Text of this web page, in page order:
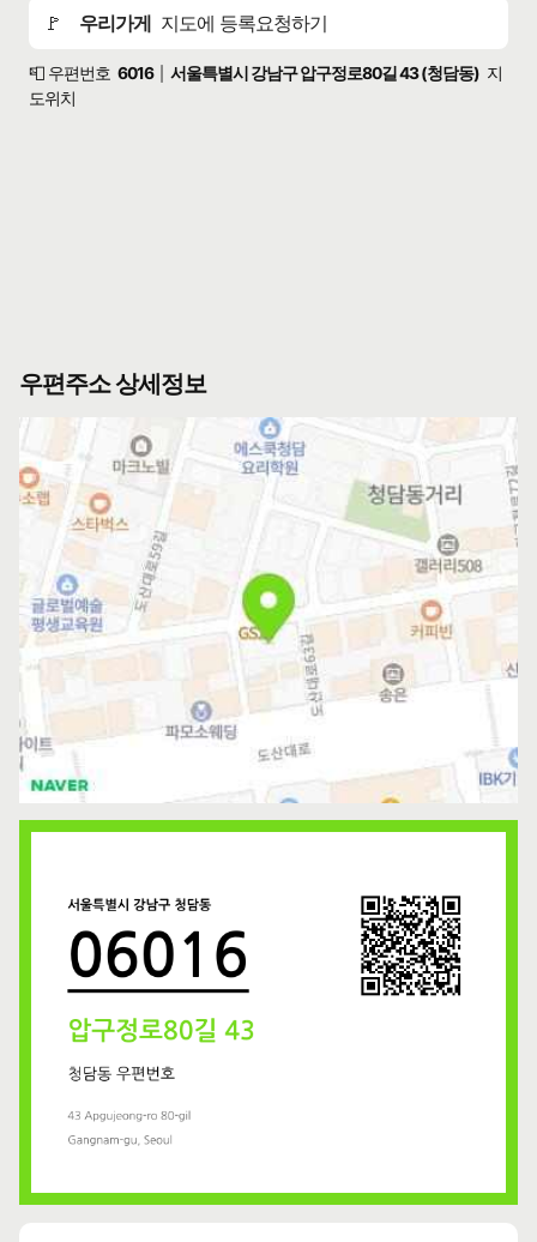
🚩 우리가게 지도에 등록요청하기
📮 우편번호 6016 서울특별시 강남구 압구정로80길 43 (청담동) 지
도위치
우편주소 상세정보